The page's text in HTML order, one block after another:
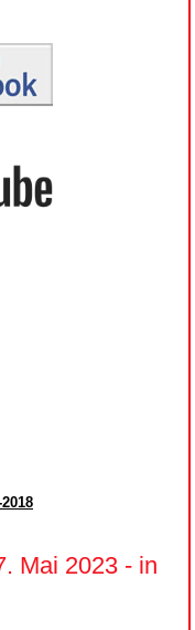
Mai 2023 - in